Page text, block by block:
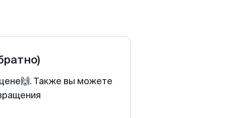
Также вы можете